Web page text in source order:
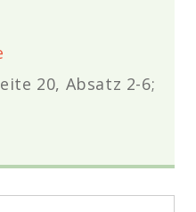
20, Absatz 2-6;